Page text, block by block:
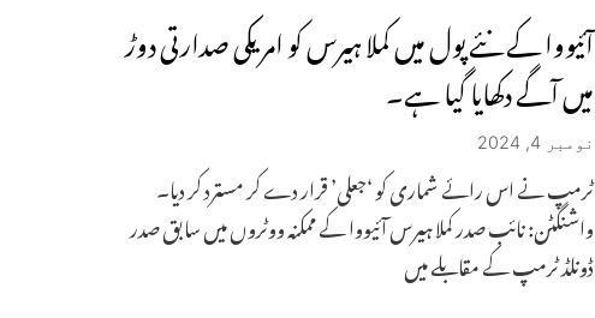
آئیووا کے نئے پول میں کملا ہیرس کو امریکی صدارتی دوڑ
میں آگے دکھایا گیا ہے۔
نومبر 4, 2024
ٹرمپ نے اس رائے شماری کو ‘جعلی’ قرار دے کر مسترد کر دیا۔
واشنگٹن: نائب صدر کملا ہیرس آئیووا کے ممکنہ ووٹروں میں سابق صدر
ڈونلڈ ٹرمپ کے مقابلے میں